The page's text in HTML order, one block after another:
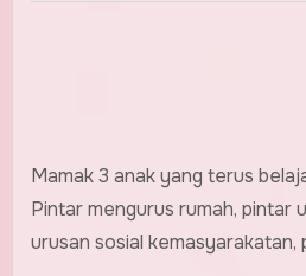
Mamak 3 anak yang terus
Pintar mengurus rumah, pintar
urusan sosial kemasyarakatan,